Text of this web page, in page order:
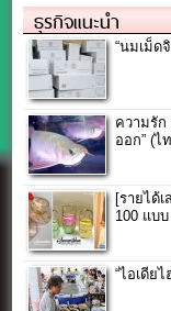
ธุรกิจแนะนำ
“นมเม็ด
ความรัก
ออก” (ไ
[รายได้
100 แบ
“ไอเดีย